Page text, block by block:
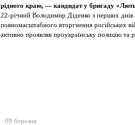
рідного краю, — кандидат у бригаду
22-річний Володимир Діденко з перших днів
повномасштабного вторгнення російських
активно проявляв проукраїнську позицію та
09 березня